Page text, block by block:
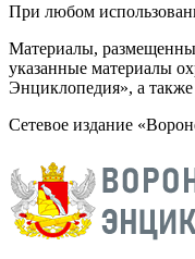
При любом
Материалы,
указанные материалы
Энциклопедия», а
Сетевое издание